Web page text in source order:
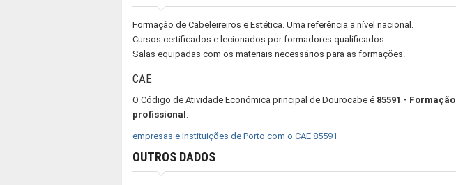
Formação de Cabeleireiros e Estética. Uma referência a nível nacional.
Cursos certificados e lecionados por formadores qualificados.
Salas equipadas com os materiais necessários para as formações.
CAE
O Código de Atividade Económica principal de Dourocabe é 85591 - Formação
profissional .
empresas e instituições de Porto com o CAE 85591
OUTROS DADOS